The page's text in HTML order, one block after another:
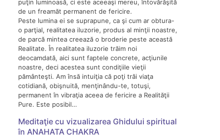
puţin luminoasă, ci este aceeaşi mereu, întovărăşită
de un freamăt permanent de fericire.
Peste lumina ei se suprapune, ca şi cum ar obtura-
o parţial, realitatea iluzorie, produs al minţii noastre,
de parcă mintea creează o broderie peste această
Realitate. În realitatea iluzorie trăim noi
deocamdată, aici sunt faptele concrete, acţiunile
noastre, deci acestea sunt condiţiile vieţii
pământeşti. Am însă intuiţia că poţi trăi viaţa
cotidiană, obişnuită, menţinându-te, totuşi,
permanent în vibraţia aceea de fericire a Realităţii
Pure. Este posibil…
Meditaţie cu vizualizarea Ghidului spiritual
în ANAHATA CHAKRA